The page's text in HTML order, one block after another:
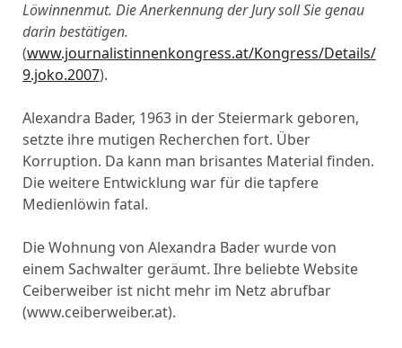
Löwinnenmut. Die Anerkennung der Jury soll Sie genau
darin bestätigen.
(www.journalistinnenkongress.at/Kongress/Details/
9.joko.2007).
Alexandra Bader, 1963 in der Steiermark geboren,
setzte ihre mutigen Recherchen fort. Über
Korruption. Da kann man brisantes Material finden.
Die weitere Entwicklung war für die tapfere
Medienlöwin fatal.
Die Wohnung von Alexandra Bader wurde von
einem Sachwalter geräumt. Ihre beliebte Website
Ceiberweiber ist nicht mehr im Netz abrufbar
(www.ceiberweiber.at).